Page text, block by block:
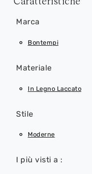
Marca
Bontempi
Materiale
In Legno Laccato
Stile
Moderne
I più visti a :